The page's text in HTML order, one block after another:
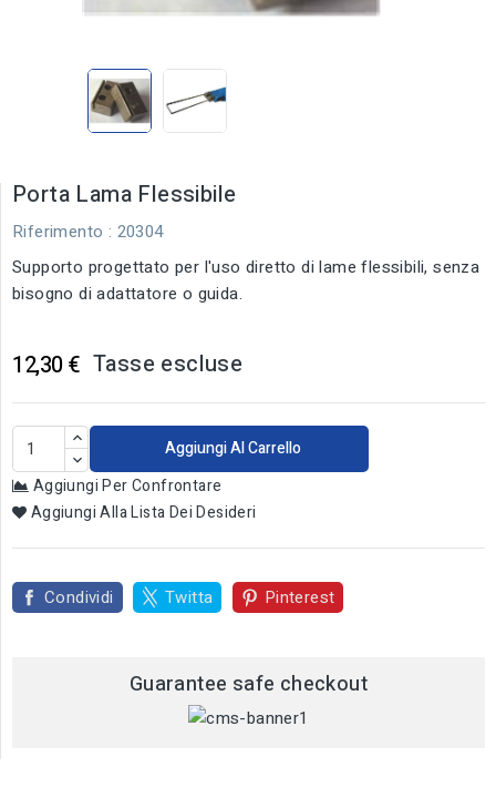
Porta Lama Flessibile
Riferimento : 20304
Supporto progettato per l'uso diretto di lame flessibili, senza
bisogno di adattatore o guida.
12,30 € Tasse escluse
Aggiungi Al Carrello
Aggiungi Per Confrontare
Aggiungi Alla Lista Dei Desideri
Condividi Twitta Pinterest
Guarantee safe checkout